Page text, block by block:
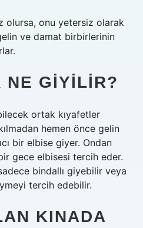
olursa, onu yetersiz olarak
ve damat birbirlerinin
NE GIYILIR?
ortak kıyafetler
hemen önce gelin
bir elbise giyer. Ondan
gece elbisesi tercih eder.
bindallı giyebilir veya
tercih edebilir.
KINADA